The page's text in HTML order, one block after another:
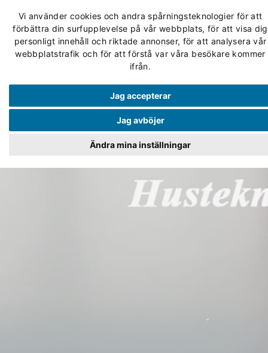
Vi använder cookies och andra spårningsteknologier för att
förbättra din surfupplevelse på vår webbplats, för att visa dig
personligt innehåll och riktade annonser, för att analysera vår
webbplatstrafik och för att förstå var våra besökare kommer
ifrån.
Jag accepterar
Jag avböjer
Ändra mina inställningar